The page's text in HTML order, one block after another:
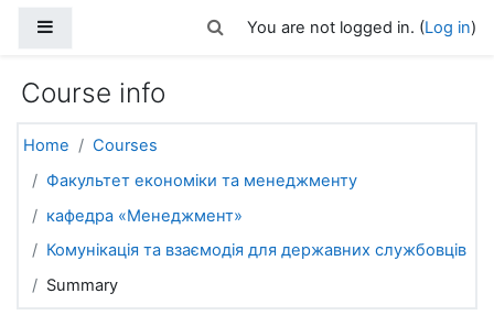
Toggle search input
You are not logged in. (Log in)
Course info
Home
Courses
Факультет економіки та менеджменту
кафедра «Менеджмент»
Комунікація та взаємодія для державних службовців
Summary